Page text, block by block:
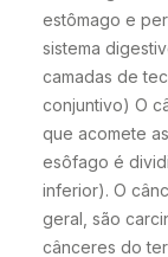
estômago e
sistema
camadas de
conjuntivo) O
que acomete
esôfago é
inferior). O
geral, são
cânceres do